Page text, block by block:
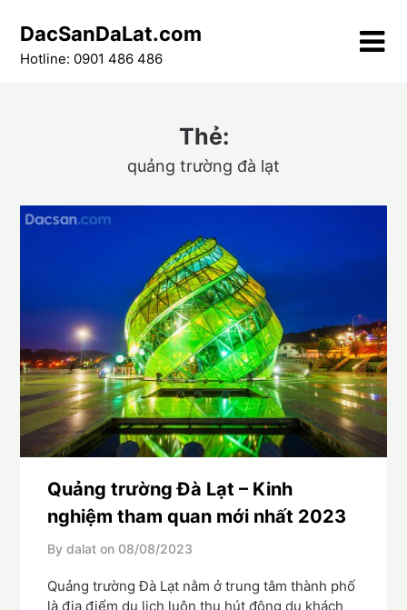
content
DacSanDaLat.com
Hotline: 0901 486 486
Thẻ:
quảng trường đà lạt
Quảng trường Đà Lạt – Kinh
nghiệm tham quan mới nhất 2023
By dalat on 08/08/2023
Quảng trường Đà Lạt nằm ở trung tâm thành phố
là địa điểm du lịch luôn thu hút đông du khách